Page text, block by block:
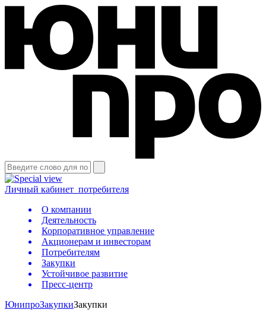
Личный кабинет потребителя
О компании
Деятельность
Корпоративное управление
Акционерам и инвесторам
Потребителям
Закупки
Устойчивое развитие
Пресс-центр
ЮнипроЗакупкиЗакупки